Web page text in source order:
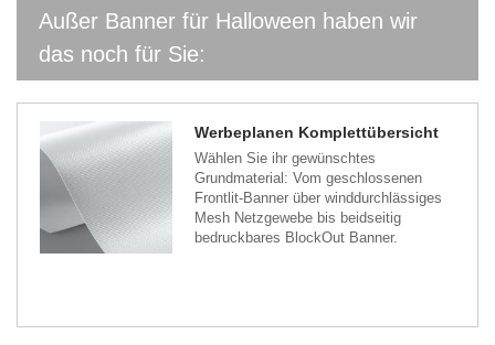
Außer Banner für Halloween haben wir
das noch für Sie:
Werbeplanen Komplettübersicht
Wählen Sie ihr gewünschtes
Grundmaterial: Vom geschlossenen
Frontlit-Banner über winddurchlässiges
Mesh Netzgewebe bis beidseitig
bedruckbares BlockOut Banner.